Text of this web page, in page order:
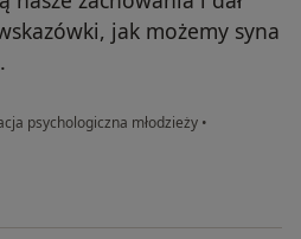
jak możemy syna
psychologiczna młodzieży •